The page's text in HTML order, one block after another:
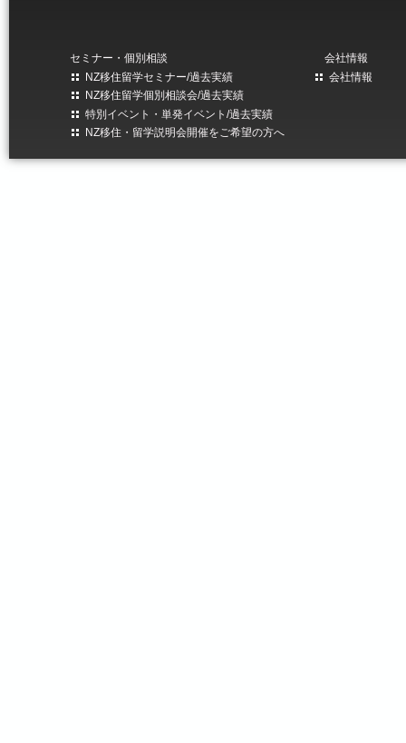
セミナー・個別相談
NZ移住留学セミナー/過去実績
NZ移住留学個別相談会/過去実績
特別イベント・単発イベント/過去実績
NZ移住・留学説明会開催をご希望の方へ
会社情報
会社情報